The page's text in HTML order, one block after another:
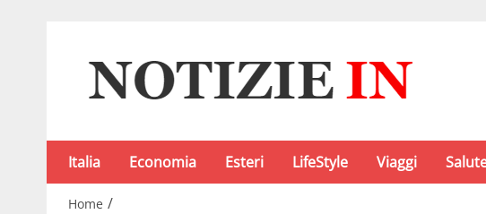
Italia Economia Esteri LifeStyle Viaggi
Home /